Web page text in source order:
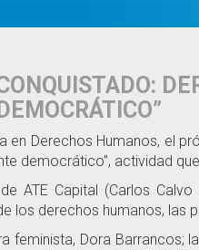
en Derechos Humanos, el
democrático”, actividad
ATE Capital (Carlos
derechos humanos, las
Dora Barrancos;